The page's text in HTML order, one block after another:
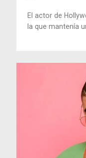
El actor de
la que mantenía